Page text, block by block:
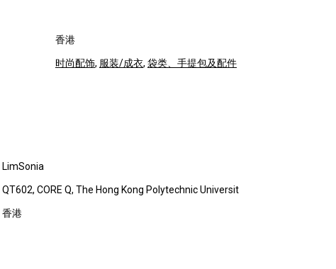
香港
时尚配饰, 服装/成衣, 袋类、手提包及配件
LimSonia
QT602, CORE Q, The Hong Kong Polytechnic Universit
香港